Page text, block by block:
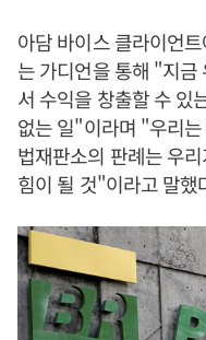
아담 바이스 클라이언
는 가디언을 통해 "지금
서 수익을 창출할 수 있
없는 일"이라며 "우리
법재판소의 판례는 우
힘이 될 것"이라고 말했